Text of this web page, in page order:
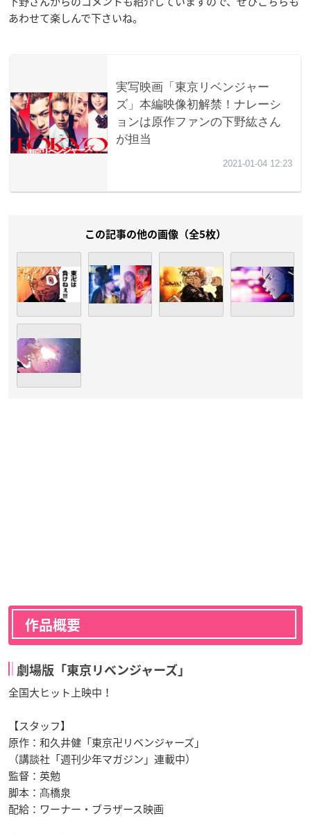
あわせて楽しんで下さいね。
この記事の他の画像（全5枚）
作品概要
劇場版「東京リベンジャーズ」
全国大ヒット上映中！
【スタッフ】
原作：和久井健「東京卍リベンジャーズ」
（講談社「週刊少年マガジン」連載中）
監督：英勉
脚本：髙橋泉
配給：ワーナー・ブラザース映画